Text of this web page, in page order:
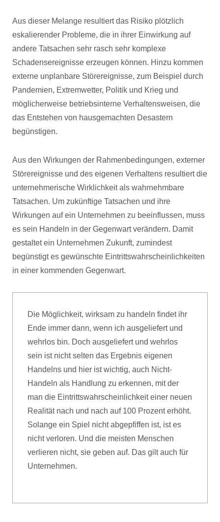
Aus dieser Melange resultiert das Risiko plötzlich
eskalierender Probleme, die in ihrer Einwirkung auf
andere Tatsachen sehr rasch sehr komplexe
Schadensereignisse erzeugen können. Hinzu kommen
externe unplanbare Störereignisse, zum Beispiel durch
Pandemien, Extremwetter, Politik und Krieg und
möglicherweise betriebsinterne Verhaltensweisen, die
das Entstehen von hausgemachten Desastern
begünstigen.
Aus den Wirkungen der Rahmenbedingungen, externer
Störereignisse und des eigenen Verhaltens resultiert die
unternehmerische Wirklichkeit als wahrnehmbare
Tatsachen. Um zukünftige Tatsachen und ihre
Wirkungen auf ein Unternehmen zu beeinflussen, muss
es sein Handeln in der Gegenwart verändern. Damit
gestaltet ein Unternehmen Zukunft, zumindest
begünstigt es gewünschte Eintrittswahrscheinlichkeiten
in einer kommenden Gegenwart.
Die Möglichkeit, wirksam zu handeln findet ihr
Ende immer dann, wenn ich ausgeliefert und
wehrlos bin. Doch ausgeliefert und wehrlos
sein ist nicht selten das Ergebnis eigenen
Handelns und hier ist wichtig, auch Nicht-
Handeln als Handlung zu erkennen, mit der
man die Eintrittswahrscheinlichkeit einer neuen
Realität nach und nach auf 100 Prozent erhöht.
Solange ein Spiel nicht abgepfiffen ist, ist es
nicht verloren. Und die meisten Menschen
verlieren nicht, sie geben auf. Das gilt auch für
Unternehmen.